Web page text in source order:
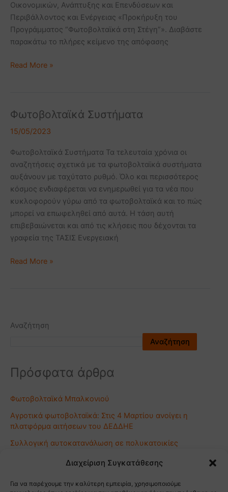
Διαχείριση Συγκατάθεσης
Για να παρέχουμε την καλύτερη εμπειρία, χρησιμοποιούμε
Οικονομικών, Ανάπτυξης και Επενδύσεων και
Περιβάλλοντος και Ενέργειας «Προκήρυξη του
Προγράμματος “Φωτοβολταϊκά στη Στέγη”». Διαβάστε
παρακάτω το πλήρες κείμενο της απόφασης
Read More »
Φωτοβολταϊκά Συστήματα
15/05/2023
Φωτοβολταϊκά Συστήματα Τα τελευταία χρόνια οι
αναζητήσεις σχετικά με τα φωτοβολταϊκά συστήματα
αυξάνουν με ταχύτατο ρυθμό. Όλο και περισσότερος
κόσμος ενδιαφέρεται να ενημερωθεί για τα νέα που
κυκλοφορούν γύρω από τα φωτοβολταϊκά και το πώς
μπορεί να επωφεληθεί από αυτά. Η τάση αυτή
επιβεβαιώνεται και από τις κλήσεις που δέχονται τα
γραφεία της ΤΑΣΙΣ Ενεργειακή
Φωτοβολταϊκά
Read More »
Αναζήτηση
Αναζήτηση
Πρόσφατα άρθρα
Φωτοβολταϊκά Μπαλκονιού
Αγροτικά φωτοβολταϊκά: Στις 4 Μαρτίου ανοίγει η
πλατφόρμα αιτήσεων του ΔΕΔΔΗΕ
Συλλογική αυτοκατανάλωση σε πολυκατοικίες
Φωτοβολταϊκά σε Κακοκαιρία: Πώς Παράγουν Ενέργεια
Αγρο-Φωτοβολταϊκα